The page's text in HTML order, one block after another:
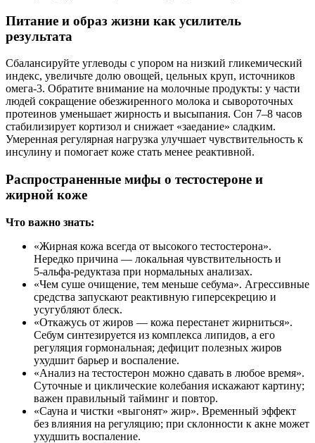
Питание и образ жизни как усилитель
результата
Сбалансируйте углеводы с упором на низкий гликемический
индекс, увеличьте долю овощей, цельных круп, источников
омега‑3. Обратите внимание на молочные продукты: у части
людей сокращение обезжиренного молока и сывороточных
протеинов уменьшает жирность и высыпания. Сон 7–8 часов
стабилизирует кортизол и снижает «заедание» сладким.
Умеренная регулярная нагрузка улучшает чувствительность к
инсулину и помогает коже стать менее реактивной.
Распространенные мифы о тестостероне и
жирной коже
Что важно знать:
«Жирная кожа всегда от высокого тестостерона».
Нередко причина — локальная чувствительность и
5‑альфа‑редуктаза при нормальных анализах.
«Чем суше очищение, тем меньше себума». Агрессивные
средства запускают реактивную гиперсекрецию и
усугубляют блеск.
«Откажусь от жиров — кожа перестанет жирниться».
Себум синтезируется из комплекса липидов, а его
регуляция гормональная; дефицит полезных жиров
ухудшит барьер и воспаление.
«Анализ на тестостерон можно сдавать в любое время».
Суточные и циклические колебания искажают картину;
важен правильный тайминг и повтор.
«Сауна и чистки «выгонят» жир». Временный эффект
без влияния на регуляцию; при склонности к акне может
ухудшить воспаление.